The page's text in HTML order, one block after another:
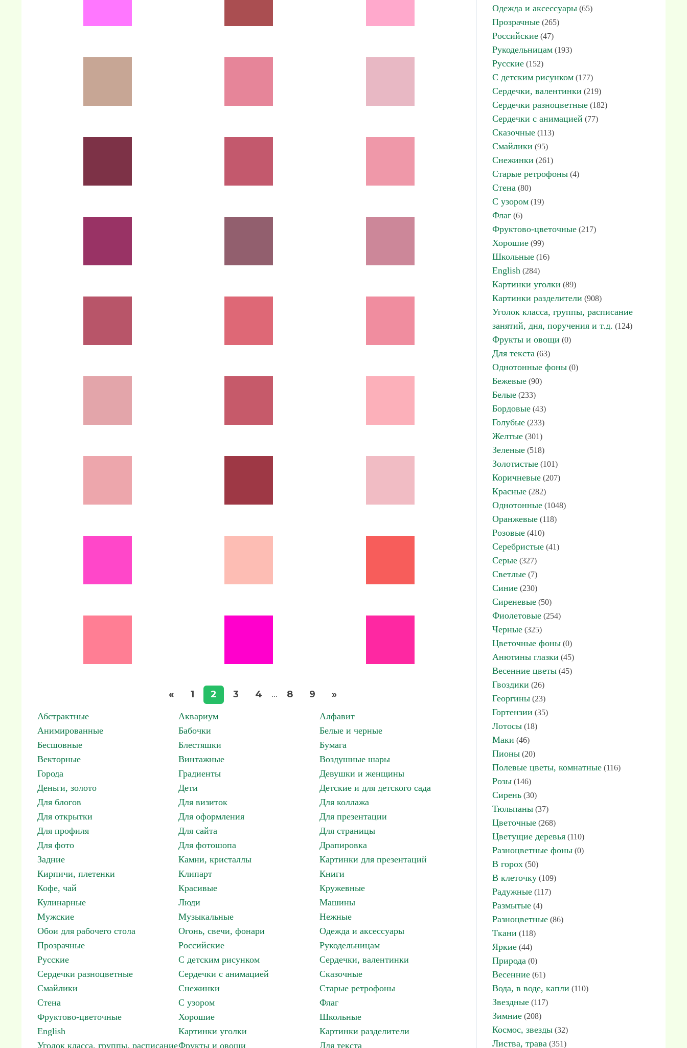
« 1 2 3 4 ... 8 9 »
Абстрактные Аквариум
Алфавит
Анимированные
Бабочки
Белые и черные
Бесшовные
Блестяшки
Бумага
Векторные
Винтажные
Воздушные шары
Города
Градиенты
Девушки и женщины
Деньги, золото
Дети
Детские и для детского сада
Для блогов
Для визиток
Для коллажа
Для открытки
Для оформления
Для презентации
Для профиля
Для сайта
Для страницы
Для фото
Для фотошопа
Драпировка
Задние
Камни, кристаллы
Картинки для презентаций
Кирпичи, плетенки
Клипарт
Книги
Кофе, чай
Красивые
Кружевные
Кулинарные
Люди
Машины
Мужские
Музыкальные
Нежные
Обои для рабочего стола
Огонь, свечи, фонари
Одежда и аксессуары
Прозрачные
Российские
Рукодельницам
Русские
С детским рисунком
Сердечки, валентинки
Сердечки разноцветные
Сердечки с анимацией
Сказочные
Смайлики
Снежинки
Старые ретрофоны
Стена
С узором
Флаг
Фруктово-цветочные
Хорошие
Школьные
English
Картинки уголки
Картинки разделители
Уголок класса, группы, расписаниеФрукты и овощи Для текста
Одежда и аксессуары (65)
Прозрачные (265)
Российские (47)
Рукодельницам (193)
Русские (152)
С детским рисунком (177)
Сердечки, валентинки (219)
Сердечки разноцветные (182)
Сердечки с анимацией (77)
Сказочные (113)
Смайлики (95)
Снежинки (261)
Старые ретрофоны (4)
Стена (80)
С узором (19)
Флаг (6)
Фруктово-цветочные (217)
Хорошие (99)
Школьные (16)
English (284)
Картинки уголки (89)
Картинки разделители (908)
Уголок класса, группы, расписание
занятий, дня, поручения и т.д. (124)
Фрукты и овощи (0)
Для текста (63)
Однотонные фоны (0)
Бежевые (90)
Белые (233)
Бордовые (43)
Голубые (233)
Желтые (301)
Зеленые (518)
Золотистые (101)
Коричневые (207)
Красные (282)
Однотонные (1048)
Оранжевые (118)
Розовые (410)
Серебристые (41)
Серые (327)
Светлые (7)
Синие (230)
Сиреневые (50)
Фиолетовые (254)
Черные (325)
Цветочные фоны (0)
Анютины глазки (45)
Весенние цветы (45)
Гвоздики (26)
Георгины (23)
Гортензии (35)
Лотосы (18)
Маки (46)
Пионы (20)
Полевые цветы, комнатные (116)
Розы (146)
Сирень (30)
Тюльпаны (37)
Цветочные (268)
Цветущие деревья (110)
Разноцветные фоны (0)
В горох (50)
В клеточку (109)
Радужные (117)
Размытые (4)
Разноцветные (86)
Ткани (118)
Яркие (44)
Природа (0)
Весенние (61)
Вода, в воде, капли (110)
Звездные (117)
Зимние (208)
Космос, звезды (32)
Листва, трава (351)